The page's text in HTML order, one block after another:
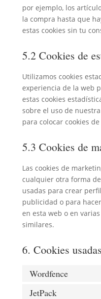
por ejemplo, los
la compra hasta que
estas cookies sin tu
5.2 Cookies de
Utilizamos cookies
experiencia de la web
estas cookies
sobre el uso de
para colocar cookies
5.3 Cookies de
Las cookies de
cualquier otra forma
usadas para crear
publicidad o para
en esta web o en
similares.
6. Cookies usadas
Wordfence
JetPack